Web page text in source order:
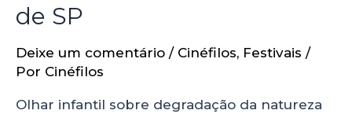
de SP
Deixe um comentário / Cinéfilos, Festivais /
Por Cinéfilos
Olhar infantil sobre degradação da natureza